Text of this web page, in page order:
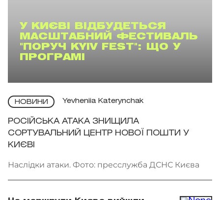
У КИЄВІ ВІДБУДЕТЬСЯ
МАСШТАБНИЙ ФЕСТИВАЛЬ
"ПОРУЧ KYIV FEST": ЩО У
ПРОГРАМІ
НОВИНИ Yevheniia Katerynchak
РОСІЙСЬКА АТАКА ЗНИЩИЛА
СОРТУВАЛЬНИЙ ЦЕНТР НОВОЇ ПОШТИ У
КИЄВІ
Наслідки атаки. Фото: пресслужба ДСНС Києва